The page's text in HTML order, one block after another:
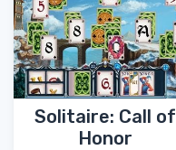
Solitaire: Call of
Honor